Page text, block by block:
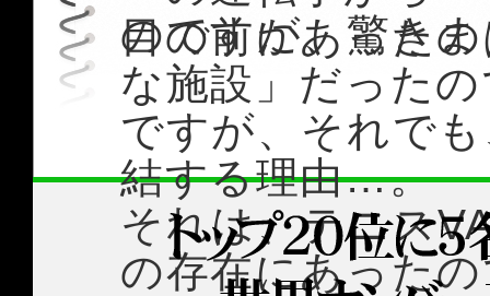
のですが、驚き
目の前にあった
な施設」だった
ですが、それで
結する理由…。
それは、テニス
の存在にあった